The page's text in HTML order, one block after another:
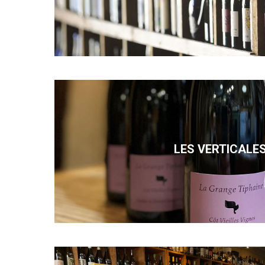
LES